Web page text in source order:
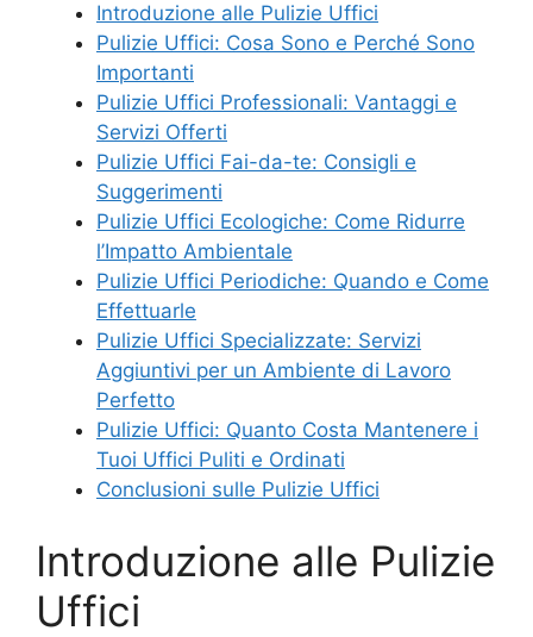
Introduzione alle Pulizie Uffici
Pulizie Uffici: Cosa Sono e Perché Sono
Importanti
Pulizie Uffici Professionali: Vantaggi e
Servizi Offerti
Pulizie Uffici Fai-da-te: Consigli e
Suggerimenti
Pulizie Uffici Ecologiche: Come Ridurre
l’Impatto Ambientale
Pulizie Uffici Periodiche: Quando e Come
Effettuarle
Pulizie Uffici Specializzate: Servizi
Aggiuntivi per un Ambiente di Lavoro
Perfetto
Pulizie Uffici: Quanto Costa Mantenere i
Tuoi Uffici Puliti e Ordinati
Conclusioni sulle Pulizie Uffici
Introduzione alle Pulizie
Uffici